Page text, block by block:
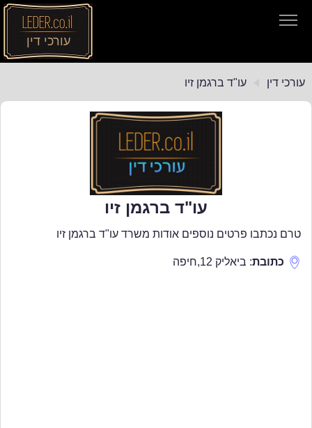
עורכי דין
עורכי דין
עורכי דין עו"ד ברגמן זיו
עו"ד ברגמן זיו
טרם נכתבו פרטים נוספים אודות משרד עו"ד ברגמן זיו
כתובת: ביאליק 12 ,חיפה